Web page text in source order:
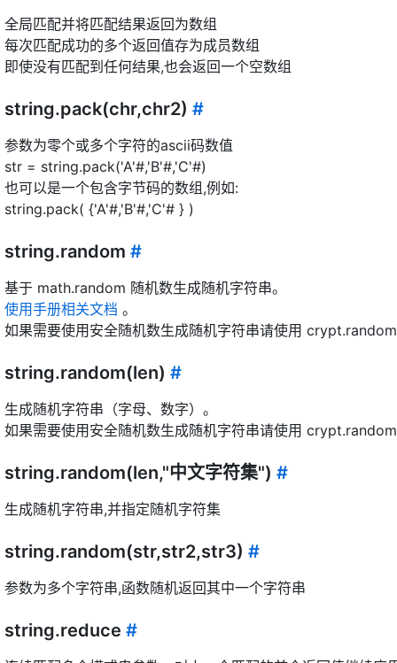
全局匹配并将匹配结果返回为数组
每次匹配成功的多个返回值存为成员数组
即使没有匹配到任何结果,也会返回一个空数组
string.pack(chr,chr2) #
参数为零个或多个字符的ascii码数值
str = string.pack('A'#,'B'#,'C'#)
也可以是一个包含字节码的数组,例如:
string.pack( {'A'#,'B'#,'C'# } )
string.random #
基于 math.random 随机数生成随机字符串。
使用手册相关文档 。
如果需要使用安全随机数生成随机字符串请使用
string.random(len) #
生成随机字符串（字母、数字）。
如果需要使用安全随机数生成随机字符串请使用
string.random(len,"中文字符集") #
生成随机字符串,并指定随机字符集
string.random(str,str2,str3) #
参数为多个字符串,函数随机返回其中一个字符串
string.reduce #